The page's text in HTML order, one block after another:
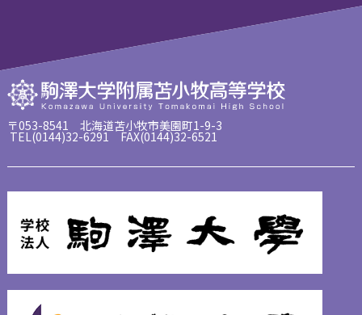
〒053-8541 北海道苫小牧市美園町1-9-3
TEL(0144)32-6291 FAX(0144)32-6521